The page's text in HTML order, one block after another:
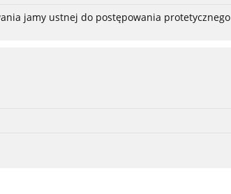
jamy ustnej do postępowania